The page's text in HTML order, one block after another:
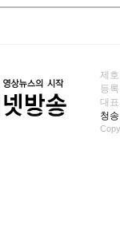
제
등
대표
청